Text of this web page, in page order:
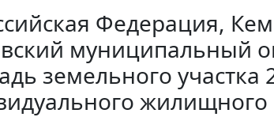
Федерация,
муниципальный
земельного участка
жилищного